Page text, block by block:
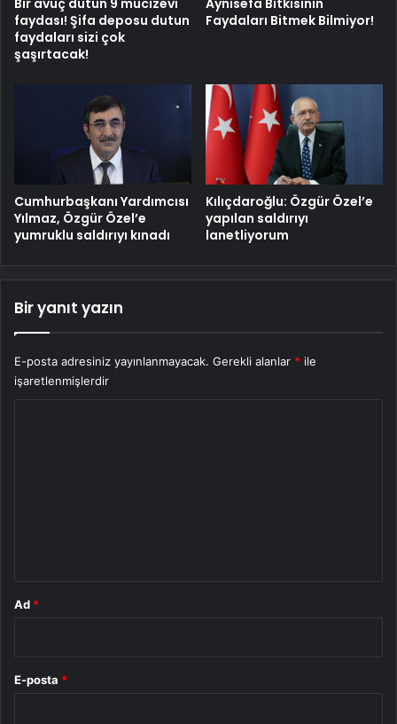
Bir avuç dutun 9 mucizevi
faydası! Şifa deposu dutun
faydaları sizi çok
şaşırtacak!
Aynısefa Bitkisinin
Faydaları Bitmek Bilmiyor!
Cumhurbaşkanı Yardımcısı
Yılmaz, Özgür Özel’e
yumruklu saldırıyı kınadı
Kılıçdaroğlu: Özgür Özel’e
yapılan saldırıyı
lanetliyorum
Bir yanıt yazın
E-posta adresiniz yayınlanmayacak. Gerekli alanlar * ile
işaretlenmişlerdir
Ad *
E-posta *